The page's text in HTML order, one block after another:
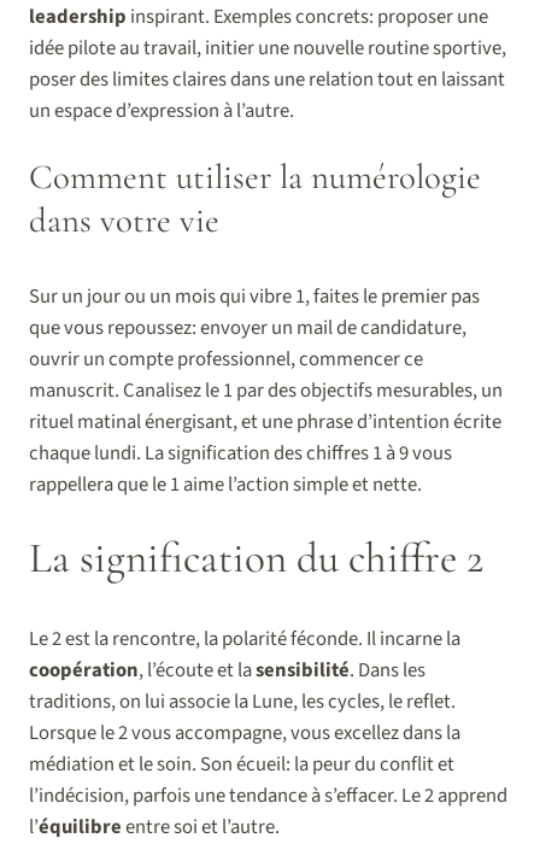
leadership inspirant. Exemples concrets: proposer une
idée pilote au travail, initier une nouvelle routine sportive,
poser des limites claires dans une relation tout en laissant
un espace d’expression à l’autre.
Comment utiliser la numérologie
dans votre vie
Sur un jour ou un mois qui vibre 1, faites le premier pas
que vous repoussez: envoyer un mail de candidature,
ouvrir un compte professionnel, commencer ce
manuscrit. Canalisez le 1 par des objectifs mesurables, un
rituel matinal énergisant, et une phrase d’intention écrite
chaque lundi. La signification des chiffres 1 à 9 vous
rappellera que le 1 aime l’action simple et nette.
La signification du chiffre 2
Le 2 est la rencontre, la polarité féconde. Il incarne la
coopération, l’écoute et lasensibilité. Dans les
traditions, on lui associe la Lune, les cycles, le reflet.
Lorsque le 2 vous accompagne, vous excellez dans la
médiation et le soin. Son écueil: la peur du conflit et
l’indécision, parfois une tendance à s’effacer. Le 2 apprend
l’équilibreentre soi et l’autre.